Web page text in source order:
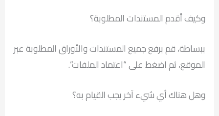
وكيف أقدم المستندات المطلوبة؟
ببساطة، قم برفع جميع المستندات والأوراق المطلوبة عبر
الموقع، ثم اضغط على “اعتماد الملفات”.
وهل هناك أي شيء آخر يجب القيام به؟